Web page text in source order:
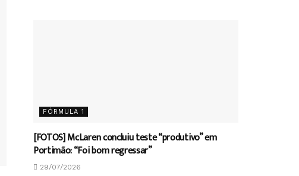
FÓRMULA 1
[FOTOS] McLaren concluiu teste “produtivo” em
Portimão: “Foi bom regressar”
29/07/2026